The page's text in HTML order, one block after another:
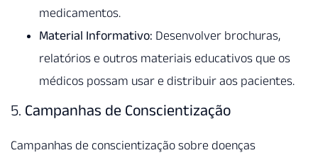
medicamentos.
Material Informativo: Desenvolver brochuras,
relatórios e outros materiais educativos que os
médicos possam usar e distribuir aos pacientes.
5. Campanhas de Conscientização
Campanhas de conscientização sobre doenças